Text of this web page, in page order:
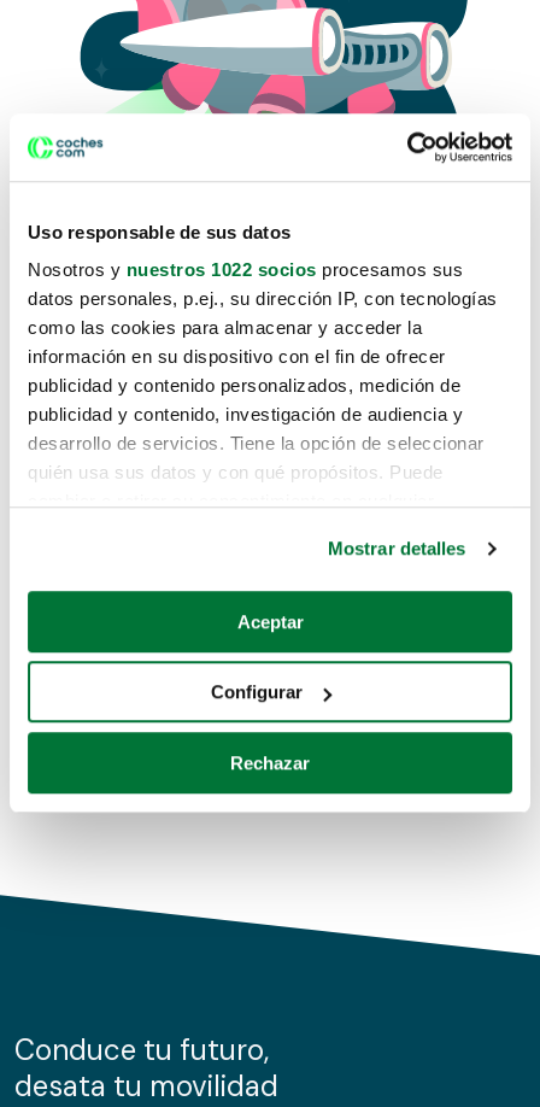
Uso responsable de sus datos
Nosotros y nuestros 1022 socios procesamos sus
datos personales, p.ej., su dirección IP, con tecnologías
como las cookies para almacenar y acceder la
información en su dispositivo con el fin de ofrecer
publicidad y contenido personalizados, medición de
publicidad y contenido, investigación de audiencia y
desarrollo de servicios. Tiene la opción de seleccionar
quién usa sus datos y con qué propósitos. Puede
Si lo permite, también quisiéramos:
Recopilar información sobre su ubicación geográfica
Identificar su dispositivo analizándolo activamente
para buscar características específicas (huellas
Obtenga más información sobre cómo se procesan sus
de cookies.
información sobre el uso que haga del sitio web con
nuestros partners de redes sociales, publicidad y análisis
Mostrar detalles
Aceptar
Configurar
Rechazar
Lo sentimos, no sabemos como
te hemos traido hasta aquí.
Pero puedes encontrar el coche que estás
buscando en alguno de estos enlaces:
Coches de segunda mano
Coches de km0
Conduce tu futuro,
desata tu movilidad